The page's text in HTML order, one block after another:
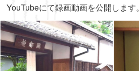
YouTubeにて録画動画を公開します。